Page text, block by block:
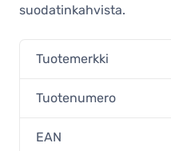
suodatinkahvista.
Tuotemerkki
Tuotenumero
EAN